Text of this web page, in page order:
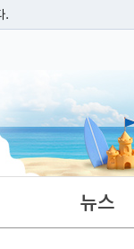
.
있다면 아래 URL에서
뉴스